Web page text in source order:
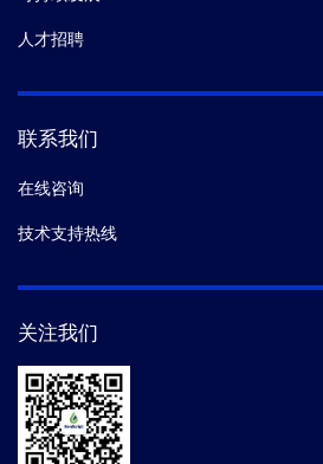
人才招聘
联系我们
在线咨询
技术支持热线
关注我们